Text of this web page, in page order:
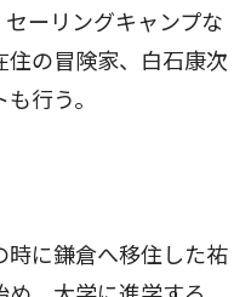
ーリングキャンプな
住の冒険家、白石康次
行う。
に鎌倉へ移住した祐